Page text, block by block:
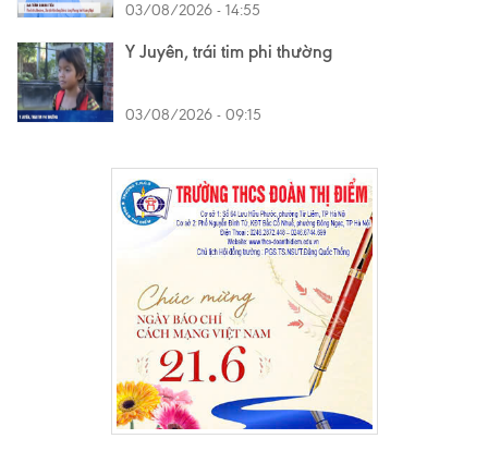
03/08/2026 - 14:55
Y Juyên, trái tim phi thường
03/08/2026 - 09:15